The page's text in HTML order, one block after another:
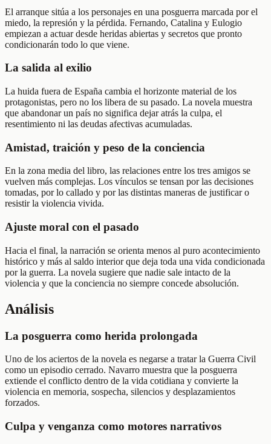
El arranque sitúa a los personajes en una posguerra marcada por el
miedo, la represión y la pérdida. Fernando, Catalina y Eulogio
empiezan a actuar desde heridas abiertas y secretos que pronto
condicionarán todo lo que viene.
La salida al exilio
La huida fuera de España cambia el horizonte material de los
protagonistas, pero no los libera de su pasado. La novela muestra
que abandonar un país no significa dejar atrás la culpa, el
resentimiento ni las deudas afectivas acumuladas.
Amistad, traición y peso de la conciencia
En la zona media del libro, las relaciones entre los tres amigos se
vuelven más complejas. Los vínculos se tensan por las decisiones
tomadas, por lo callado y por las distintas maneras de justificar o
resistir la violencia vivida.
Ajuste moral con el pasado
Hacia el final, la narración se orienta menos al puro acontecimiento
histórico y más al saldo interior que deja toda una vida condicionada
por la guerra. La novela sugiere que nadie sale intacto de la
violencia y que la conciencia no siempre concede absolución.
Análisis
La posguerra como herida prolongada
Uno de los aciertos de la novela es negarse a tratar la Guerra Civil
como un episodio cerrado. Navarro muestra que la posguerra
extiende el conflicto dentro de la vida cotidiana y convierte la
violencia en memoria, sospecha, silencios y desplazamientos
forzados.
Culpa y venganza como motores narrativos